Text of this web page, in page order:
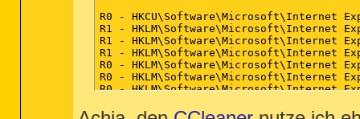
R0 - HKCU\Software\Microsoft\Internet
R1 - HKLM\Software\Microsoft\Internet
R1 - HKLM\Software\Microsoft\Internet
R1 - HKLM\Software\Microsoft\Internet
R0 - HKLM\Software\Microsoft\Internet
R0 - HKLM\Software\Microsoft\Internet
R0 - HKLM\Software\Microsoft\Internet
R0 - HKCU\Software\Microsoft\Internet